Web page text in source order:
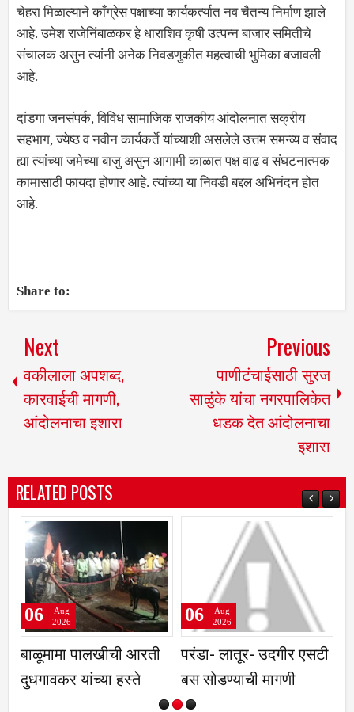
चेहरा मिळाल्याने काँग्रेस पक्षाच्या कार्यकर्त्यात नव चैतन्य निर्माण झाले
आहे. उमेश राजेनिंबाळकर हे धाराशिव कृषी उत्पन्न बाजार समितीचे
संचालक असुन त्यांनी अनेक निवडणुकीत महत्वाची भुमिका बजावली
आहे.
दांडगा जनसंपर्क, विविध सामाजिक राजकीय आंदोलनात सक्रीय
सहभाग, ज्येष्ठ व नवीन कार्यकर्ते यांच्याशी असलेले उत्तम समन्व्य व संवाद
ह्या त्यांच्या जमेच्या बाजु असुन आगामी काळात पक्ष वाढ व संघटनात्मक
कामासाठी फायदा होणार आहे. त्यांच्या या निवडी बद्दल अभिनंदन होत
आहे.
Share to:
Next
वकीलाला अपशब्द,
कारवाईची मागणी,
आंदोलनाचा इशारा
Previous
पाणीटंचाईसाठी सुरज
साळुंके यांचा नगरपालिकेत
धडक देत आंदोलनाचा
इशारा
RELATED POSTS
आरती
हस्ते
परंडा- लातूर- उदगीर एसटी
बस सोडण्याची मागणी
06
Aug
2026
रात्री सात ते
मोबाईल व
Aug
2026